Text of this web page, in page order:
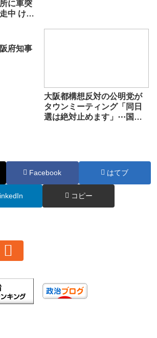
に車突
中 けが
府知事
大阪都構想反対の公明党が
タウンミーティング「同日
選は絶対止めます」⋯国
Facebook はてブ
コピー